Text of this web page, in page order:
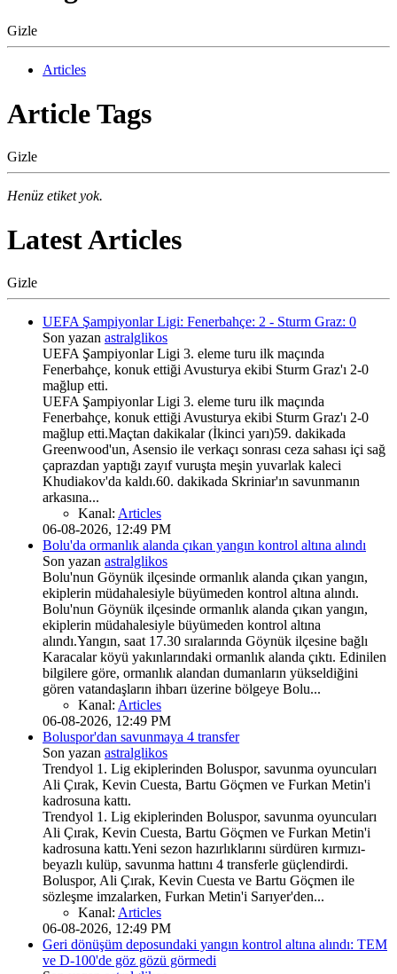
Gizle
Articles
Article Tags
Gizle
Henüz etiket yok.
Latest Articles
Gizle
UEFA Şampiyonlar Ligi: Fenerbahçe: 2 - Sturm Graz: 0
Son yazan astralglikos
UEFA Şampiyonlar Ligi 3. eleme turu ilk maçında
Fenerbahçe, konuk ettiği Avusturya ekibi Sturm Graz'ı 2-0
mağlup etti.
UEFA Şampiyonlar Ligi 3. eleme turu ilk maçında
Fenerbahçe, konuk ettiği Avusturya ekibi Sturm Graz'ı 2-0
mağlup etti.Maçtan dakikalar (İkinci yarı)59. dakikada
Greenwood'un, Asensio ile verkaçı sonrası ceza sahası içi sağ
çaprazdan yaptığı zayıf vuruşta meşin yuvarlak kaleci
Khudiakov'da kaldı.60. dakikada Skriniar'ın savunmanın
arkasına...
Kanal: Articles
06-08-2026, 12:49 PM
Bolu'da ormanlık alanda çıkan yangın kontrol altına alındı
Son yazan astralglikos
Bolu'nun Göynük ilçesinde ormanlık alanda çıkan yangın,
ekiplerin müdahalesiyle büyümeden kontrol altına alındı.
Bolu'nun Göynük ilçesinde ormanlık alanda çıkan yangın,
ekiplerin müdahalesiyle büyümeden kontrol altına
alındı.Yangın, saat 17.30 sıralarında Göynük ilçesine bağlı
Karacalar köyü yakınlarındaki ormanlık alanda çıktı. Edinilen
bilgilere göre, ormanlık alandan dumanların yükseldiğini
gören vatandaşların ihbarı üzerine bölgeye Bolu...
Kanal: Articles
06-08-2026, 12:49 PM
Boluspor'dan savunmaya 4 transfer
Son yazan astralglikos
Trendyol 1. Lig ekiplerinden Boluspor, savunma oyuncuları
Ali Çırak, Kevin Cuesta, Bartu Göçmen ve Furkan Metin'i
kadrosuna kattı.
Trendyol 1. Lig ekiplerinden Boluspor, savunma oyuncuları
Ali Çırak, Kevin Cuesta, Bartu Göçmen ve Furkan Metin'i
kadrosuna kattı.Yeni sezon hazırlıklarını sürdüren kırmızı-
beyazlı kulüp, savunma hattını 4 transferle güçlendirdi.
Boluspor, Ali Çırak, Kevin Cuesta ve Bartu Göçmen ile
sözleşme imzalarken, Furkan Metin'i Sarıyer'den...
Kanal: Articles
06-08-2026, 12:49 PM
Geri dönüşüm deposundaki yangın kontrol altına alındı: TEM
ve D-100'de göz gözü görmedi